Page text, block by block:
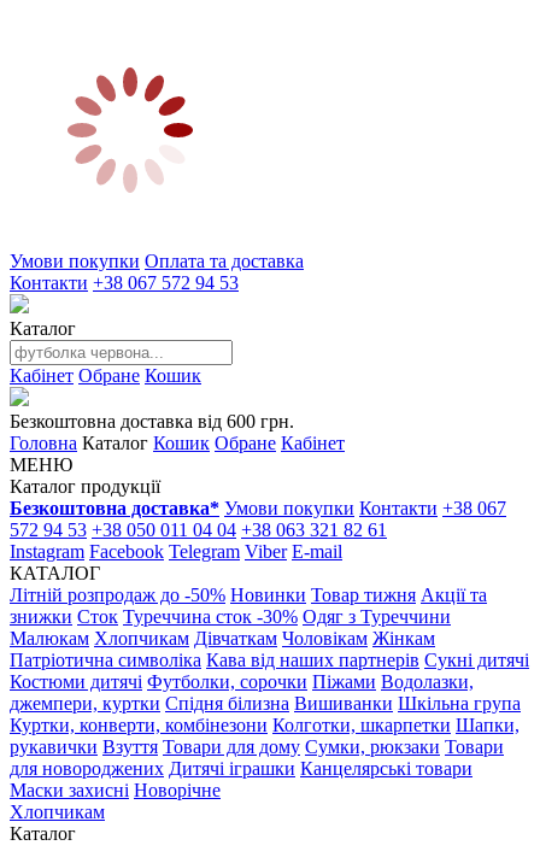
Умови покупки Оплата та доставка
Контакти +38 067 572 94 53
Каталог
Кабінет Обране Кошик
Безкоштовна доставка від 600 грн.
Головна Каталог Кошик Обране Кабінет
МЕНЮ
Каталог продукції
Безкоштовна доставка* Умови покупки Контакти +38 067
572 94 53 +38 050 011 04 04 +38 063 321 82 61
Instagram Facebook Telegram Viber E-mail
КАТАЛОГ
Літній розпродаж до -50% Новинки Товар тижня Акції та
знижки Сток Туреччина сток -30% Одяг з Туреччини
Малюкам Хлопчикам Дівчаткам Чоловікам Жінкам
Патріотична символіка Кава від наших партнерів Сукні дитячі
Костюми дитячі Футболки, сорочки Піжами Водолазки,
джемпери, куртки Спідня білизна Вишиванки Шкільна група
Куртки, конверти, комбінезони Колготки, шкарпетки Шапки,
рукавички Взуття Товари для дому Сумки, рюкзаки Товари
для новороджених Дитячі іграшки Канцелярські товари
Маски захисні Новорічне
Хлопчикам
Каталог